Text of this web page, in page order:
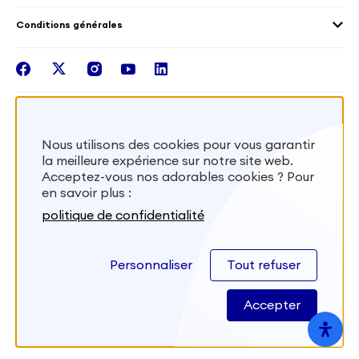
Santé
Les missions de France Volontaires
Intégrer nos équipes
Conditions générales
facebook
twitterinstagram
youtubelinkedin
S'inscrire
Besoin d’aide? Visitez notre foire aux
Nous utilisons des cookies pour vous garantir
la meilleure expérience sur notre site web.
Acceptez-vous nos adorables cookies ? Pour
en savoir plus :
politique de confidentialité
Personnaliser Tout refuser
Accepter